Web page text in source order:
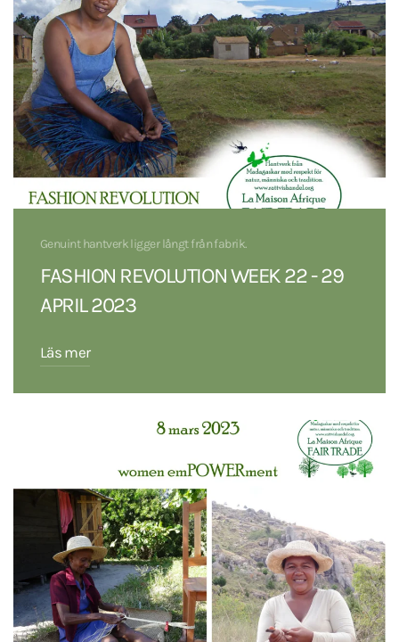
Genuint hantverk ligger långt från fabrik.
FASHION REVOLUTION WEEK 22 - 29
APRIL 2023
Läs mer